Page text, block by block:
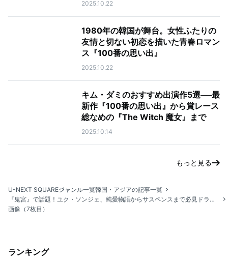
2025.10.22
1980年の韓国が舞台。女性ふたりの
友情と切ない初恋を描いた青春ロマン
ス『100番の思い出』
2025.10.22
キム・ダミのおすすめ出演作5選──最
新作『100番の思い出』から賞レース
総なめの『The Witch 魔女』まで
2025.10.14
もっと見る
U-NEXT SQUAREジャンル一覧韓国・アジアの記事一覧
『鬼宮』で話題！ユク・ソンジェ、純愛物語からサスペンスまで必見ドラマ5選
画像（7枚目）
ランキング